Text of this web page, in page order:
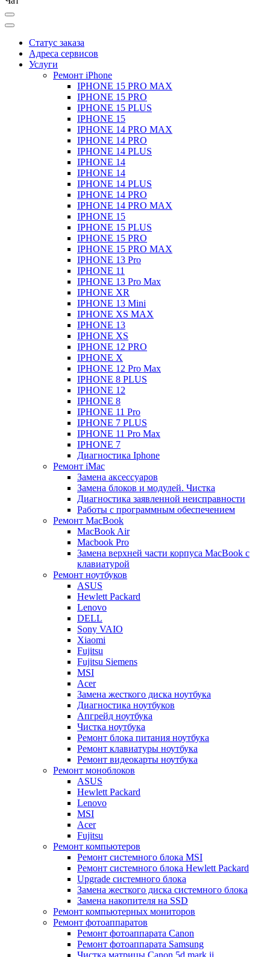
Статус заказа
Адреса сервисов
Услуги
Ремонт iPhone
IPHONE 15 PRO MAX
IPHONE 15 PRO
IPHONE 15 PLUS
IPHONE 15
IPHONE 14 PRO MAX
IPHONE 14 PRO
IPHONE 14 PLUS
IPHONE 14
IPHONE 14
IPHONE 14 PLUS
IPHONE 14 PRO
IPHONE 14 PRO MAX
IPHONE 15
IPHONE 15 PLUS
IPHONE 15 PRO
IPHONE 15 PRO MAX
IPHONE 13 Pro
IPHONE 11
IPHONE 13 Pro Max
IPHONE XR
IPHONE 13 Mini
IPHONE XS MAX
IPHONE 13
IPHONE XS
IPHONE 12 PRO
IPHONE X
IPHONE 12 Pro Max
IPHONE 8 PLUS
IPHONE 12
IPHONE 8
IPHONE 11 Pro
IPHONE 7 PLUS
IPHONE 11 Pro Max
IPHONE 7
Диагностика Iphone
Ремонт iMac
Замена аксессуаров
Замена блоков и модулей. Чистка
Диагностика заявленной неисправности
Работы с программным обеспечением
Ремонт MacBook
MacBook Air
Macbook Pro
Замена верхней части корпуса MacBook с
клавиатурой
Ремонт ноутбуков
ASUS
Hewlett Packard
Lenovo
DELL
Sony VAIO
Xiaomi
Fujitsu
Fujitsu Siemens
MSI
Acer
Замена жесткого диска ноутбука
Диагностика ноутбуков
Апгрейд ноутбука
Чистка ноутбука
Ремонт блока питания ноутбука
Ремонт клавиатуры ноутбука
Ремонт видеокарты ноутбука
Ремонт моноблоков
ASUS
Hewlett Packard
Lenovo
MSI
Acer
Fujitsu
Ремонт компьютеров
Ремонт системного блока MSI
Ремонт системного блока Hewlett Packard
Upgrade системного блока
Замена жесткого диска системного блока
Замена накопителя на SSD
Ремонт компьютерных мониторов
Ремонт фотоаппаратов
Ремонт фотоаппарата Canon
Ремонт фотоаппарата Samsung
Чистка матрицы Canon 5d mark ii